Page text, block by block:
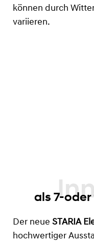
können durch
variieren.
als 7-
Der neue STARIA
hochwertiger